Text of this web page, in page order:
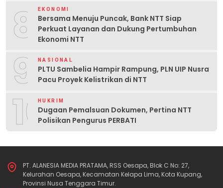
8 EKONOMI
Bersama Menuju Puncak, Bank NTT Siap
Perkuat Layanan dan Dukung Pertumbuhan
Ekonomi NTT
9 NASIONAL
PLTU Sambelia Hampir Rampung, PLN UIP Nusra
Pacu Proyek Kelistrikan di NTT
10HUKRIM
Dugaan Pemalsuan Dokumen, Pertina NTT
Polisikan Pengurus PERBATI
PT. ALANESIA MEDIA PRATAMA, RSS Oesapa, Blok C No: 27,
Kelurahan Oesapa, Kecamatan Kelapa Lima, Kota Kupang,
Provinsi Nusa Tenggara Timur.